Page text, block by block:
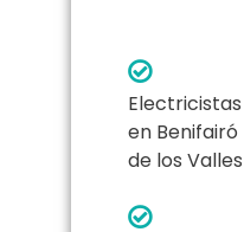
Electricistas
en Benifairó
de los Valles